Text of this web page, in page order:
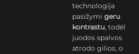
technologija
pasižymigeru
kontrastu, todėl
juodos spalvos
atrodo gilios, o